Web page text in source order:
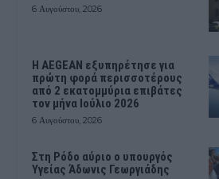
6 Αυγούστου, 2026
Η AEGEAN εξυπηρέτησε για
πρώτη φορά περισσοτέρους
από 2 εκατομμύρια επιβάτες
τον μήνα Ιούλιο 2026
6 Αυγούστου, 2026
Στη Ρόδο αύριο ο υπουργός
Υγείας Άδωνις Γεωργιάδης